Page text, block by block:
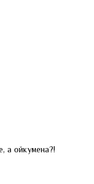
а ойкумена?!